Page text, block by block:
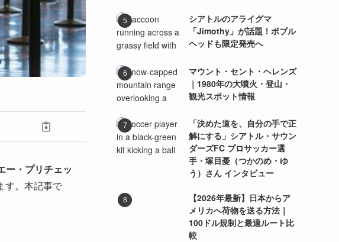
・プリチェッ
す。本記事で
シアトルのアライグマ
「Jimothy」が話題！ボブル
ヘッドも限定発売へ
マウント・セント・ヘレンズ
｜1980年の大噴火・登山・
観光スポット情報
「決めた道を、自分の手で正
解にする」シアトル・サウン
ダーズFC プロサッカー選
手・塚目憂（つかのめ・ゆ
う）さん インタビュー
【2026年最新】日本からア
メリカへ荷物を送る方法｜
100ドル規制と最適ルート比
較